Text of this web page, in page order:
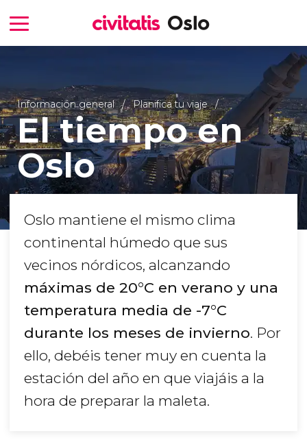
Información general Planifica tu viaje
El tiempo en
Oslo
Oslo mantiene el mismo clima
continental húmedo que sus
vecinos nórdicos, alcanzando
máximas de 20°C en verano y una
temperatura media de -7°C
durante los meses de invierno. Por
ello, debéis tener muy en cuenta la
estación del año en que viajáis a la
hora de preparar la maleta.